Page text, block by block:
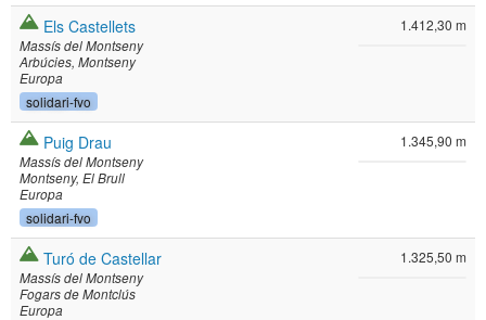
Els Castellets
Massís del Montseny
Arbúcies Montseny
Europa
solidari-fvo
1.412,30 m
Puig Drau
Massís del Montseny
Montseny El Brull
Europa
solidari-fvo
1.345,90 m
Turó de Castellar
Massís del Montseny
Fogars de Montclús
Europa
1.325,50 m